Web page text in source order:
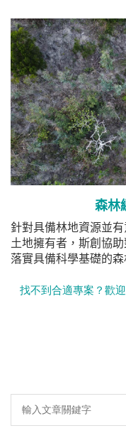
森林
針對具備林地資源並
土地擁有者，斯創協
落實具備科學基礎的森
找不到合適專案？歡